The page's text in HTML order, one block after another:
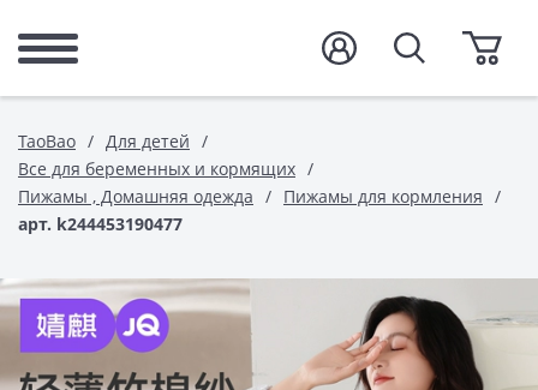
TaoBao
Для детей
Все для беременных и кормящих
Пижамы , Домашняя одежда
Пижамы для кормления
арт. k244453190477